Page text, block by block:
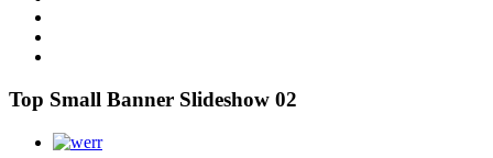
Top Small Banner Slideshow 02